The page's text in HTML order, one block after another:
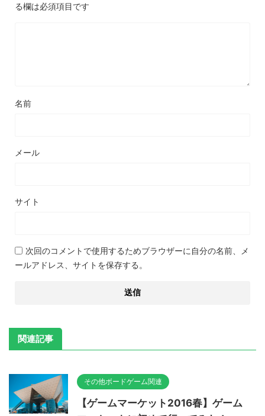
る欄は必須項目です
名前
メール
サイト
次回のコメントで使用するためブラウザーに自分の名前、メ
ールアドレス、サイトを保存する。
関連記事
その他ボードゲーム関連
【ゲームマーケット2016春】ゲーム